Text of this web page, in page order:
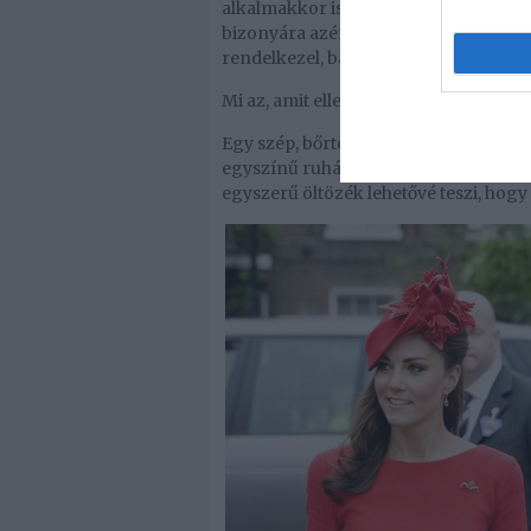
alkalmakkor is szívesen visel. A
bizonyára azért van, mert nagyon
rendelkezel, bátran viselj hasonló
Mi az, amit elleshetsz?
Egy szép, bőrtónusodhoz illő piros
egyszínű ruhák tökéletesek mind az
egyszerű öltözék lehetővé teszi,